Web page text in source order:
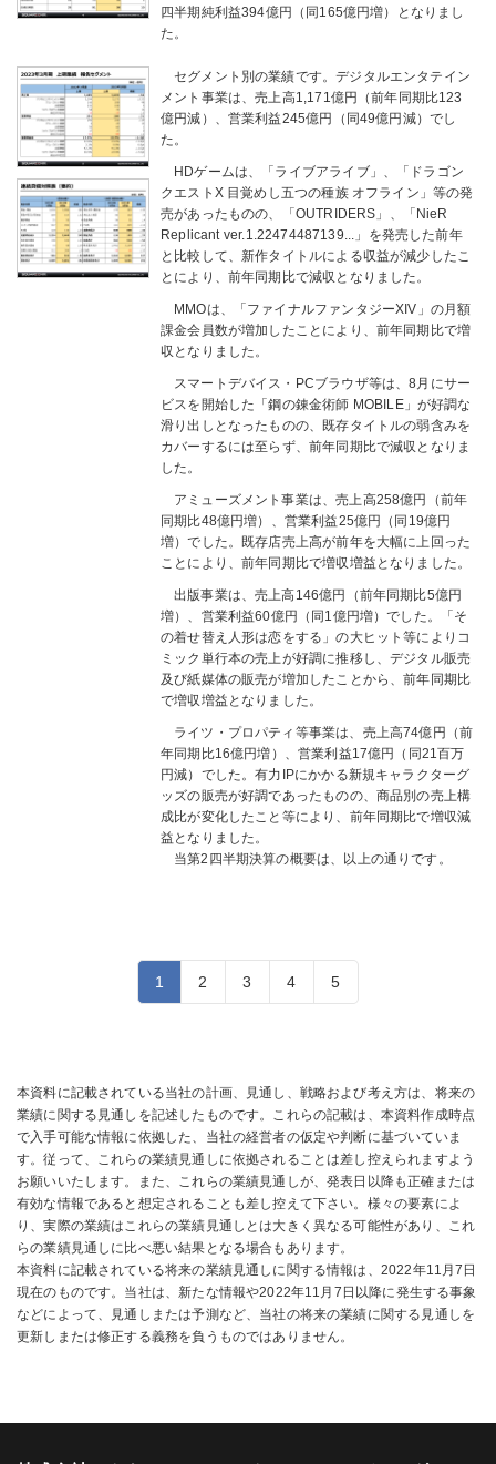
四半期純利益394億円（同165億円増）となりまし
た。
セグメント別の業績です。デジタルエンタテイン
メント事業は、売上高1,171億円（前年同期比123
億円減）、営業利益245億円（同49億円減）でし
た。
HDゲームは、「ライブアライブ」、「ドラゴン
クエストX 目覚めし五つの種族 オフライン」等の発
売があったものの、「OUTRIDERS」、「NieR
Replicant ver.1.22474487139...」を発売した前年
と比較して、新作タイトルによる収益が減少したこ
とにより、前年同期比で減収となりました。
MMOは、「ファイナルファンタジーXIV」の月額
課金会員数が増加したことにより、前年同期比で増
収となりました。
スマートデバイス・PCブラウザ等は、8月にサー
ビスを開始した「鋼の錬金術師 MOBILE」が好調な
滑り出しとなったものの、既存タイトルの弱含みを
カバーするには至らず、前年同期比で減収となりま
した。
アミューズメント事業は、売上高258億円（前年
同期比48億円増）、営業利益25億円（同19億円
増）でした。既存店売上高が前年を大幅に上回った
ことにより、前年同期比で増収増益となりました。
出版事業は、売上高146億円（前年同期比5億円
増）、営業利益60億円（同1億円増）でした。「そ
の着せ替え人形は恋をする」の大ヒット等によりコ
ミック単行本の売上が好調に推移し、デジタル販売
及び紙媒体の販売が増加したことから、前年同期比
で増収増益となりました。
ライツ・プロパティ等事業は、売上高74億円（前
年同期比16億円増）、営業利益17億円（同21百万
円減）でした。有力IPにかかる新規キャラクターグ
ッズの販売が好調であったものの、商品別の売上構
成比が変化したこと等により、前年同期比で増収減
益となりました。
当第2四半期決算の概要は、以上の通りです。
1 2 3 4 5
本資料に記載されている当社の計画、見通し、戦略および考え方は、将来の
業績に関する見通しを記述したものです。これらの記載は、本資料作成時点
で入手可能な情報に依拠した、当社の経営者の仮定や判断に基づいていま
す。従って、これらの業績見通しに依拠されることは差し控えられますよう
お願いいたします。また、これらの業績見通しが、発表日以降も正確または
有効な情報であると想定されることも差し控えて下さい。様々の要素によ
り、実際の業績はこれらの業績見通しとは大きく異なる可能性があり、これ
らの業績見通しに比べ悪い結果となる場合もあります。
本資料に記載されている将来の業績見通しに関する情報は、2022年11月7日
現在のものです。当社は、新たな情報や2022年11月7日以降に発生する事象
などによって、見通しまたは予測など、当社の将来の業績に関する見通しを
更新しまたは修正する義務を負うものではありません。